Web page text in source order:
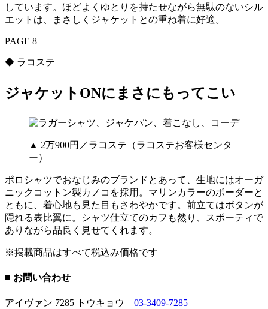
しています。ほどよくゆとりを持たせながら無駄のないシル
エットは、まさしくジャケットとの重ね着に好適。
PAGE 8
◆ ラコステ
ジャケットONにまさにもってこい
▲ 2万900円／ラコステ（ラコステお客様センタ
ー）
ポロシャツでおなじみのブランドとあって、生地にはオーガ
ニックコットン製カノコを採用。マリンカラーのボーダーと
ともに、着心地も見た目もさわやかです。前立てはボタンが
隠れる表比翼に。シャツ仕立てのカフも然り、スポーティで
ありながら品良く見せてくれます。
※掲載商品はすべて税込み価格です
■ お問い合わせ
アイヴァン 7285 トウキョウ 03-3409-7285